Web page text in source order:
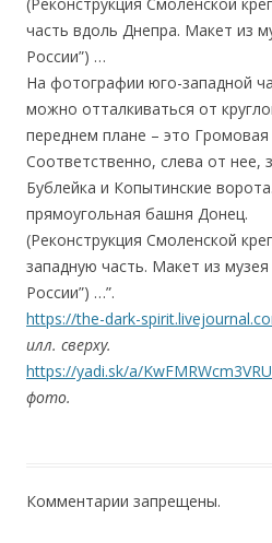
часть вдоль Днепра. Макет из
России”) …
На фотографии юго-западной
можно отталкиваться от
переднем плане – это
Соответственно, слева от
Бублейка и Копытинские
прямоугольная башня Донец.
(Реконструкция Смоленской
западную часть. Макет из
России”) …”.
https://the-dark-
илл. сверху.
https://yadi.sk/a/
фото.
Комментарии запрещены.